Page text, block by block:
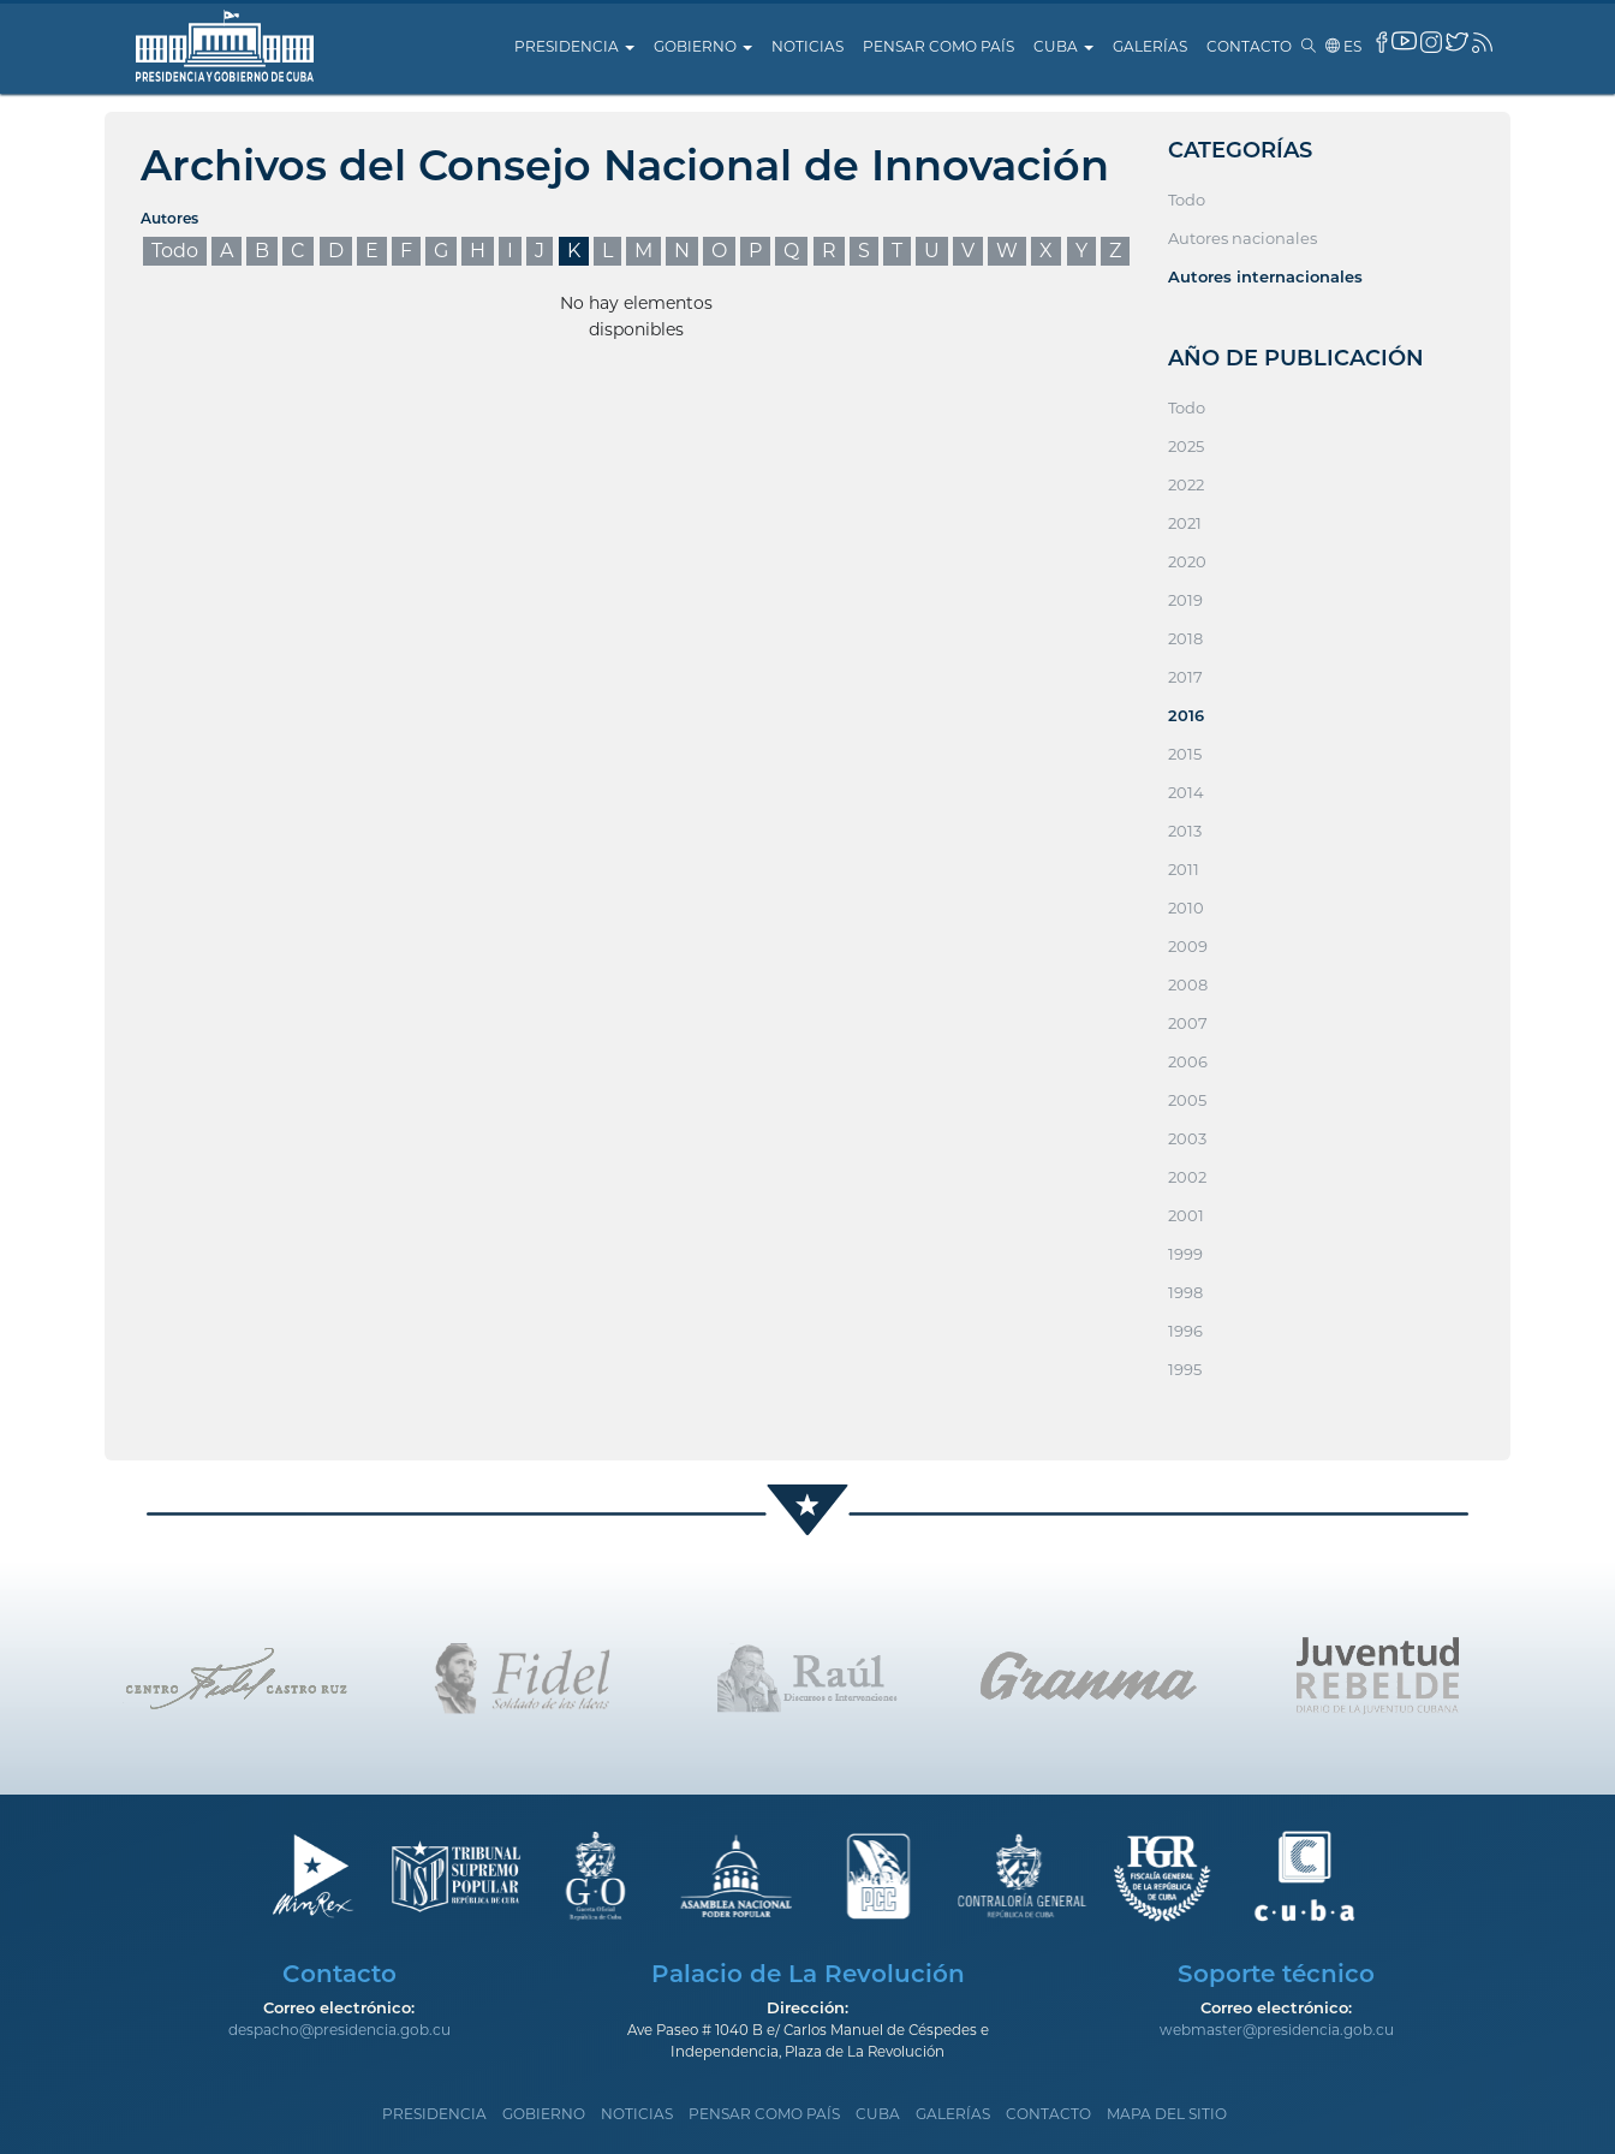
PRESIDENCIA GOBIERNO NOTICIAS PENSAR COMO PAÍS CUBA GALERÍAS CONTACTO ES
Archivos del Consejo Nacional de Innovación
Autores
Todo A B C D E F G H I J K L M N O P Q R S T U V W X Y Z
No hay elementos
disponibles
CATEGORÍAS
Todo
Autores nacionales
Autores internacionales
AÑO DE PUBLICACIÓN
Todo
2025
2022
2021
2020
2019
2018
2017
2016
2015
2014
2013
2011
2010
2009
2008
2007
2006
2005
2003
2002
2001
1999
1998
1996
1995
Contacto
Correo electrónico:
despacho@presidencia.gob.cu
Palacio de La Revolución
Dirección:
Ave Paseo # 1040 B e/ Carlos Manuel de Céspedes e
Independencia, Plaza de La Revolución
Soporte técnico
Correo electrónico:
webmaster@presidencia.gob.cu
PRESIDENCIA GOBIERNO NOTICIAS PENSAR COMO PAÍS CUBA GALERÍAS CONTACTO MAPA DEL SITIO